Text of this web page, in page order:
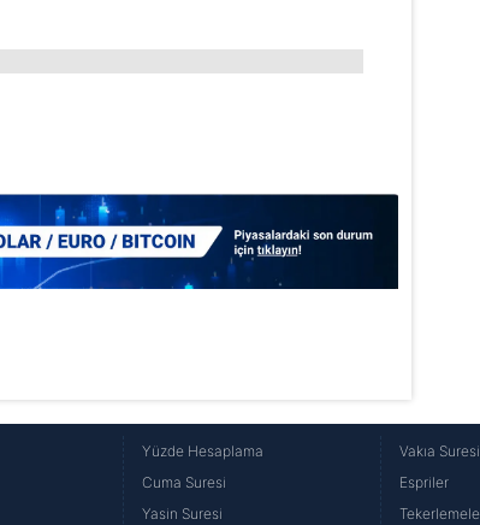
Yüzde Hesaplama
Cuma Suresi
Yasin Suresi
Vakıa Suresi
Espriler